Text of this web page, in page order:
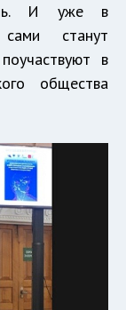
И уже в
станут
в
общества